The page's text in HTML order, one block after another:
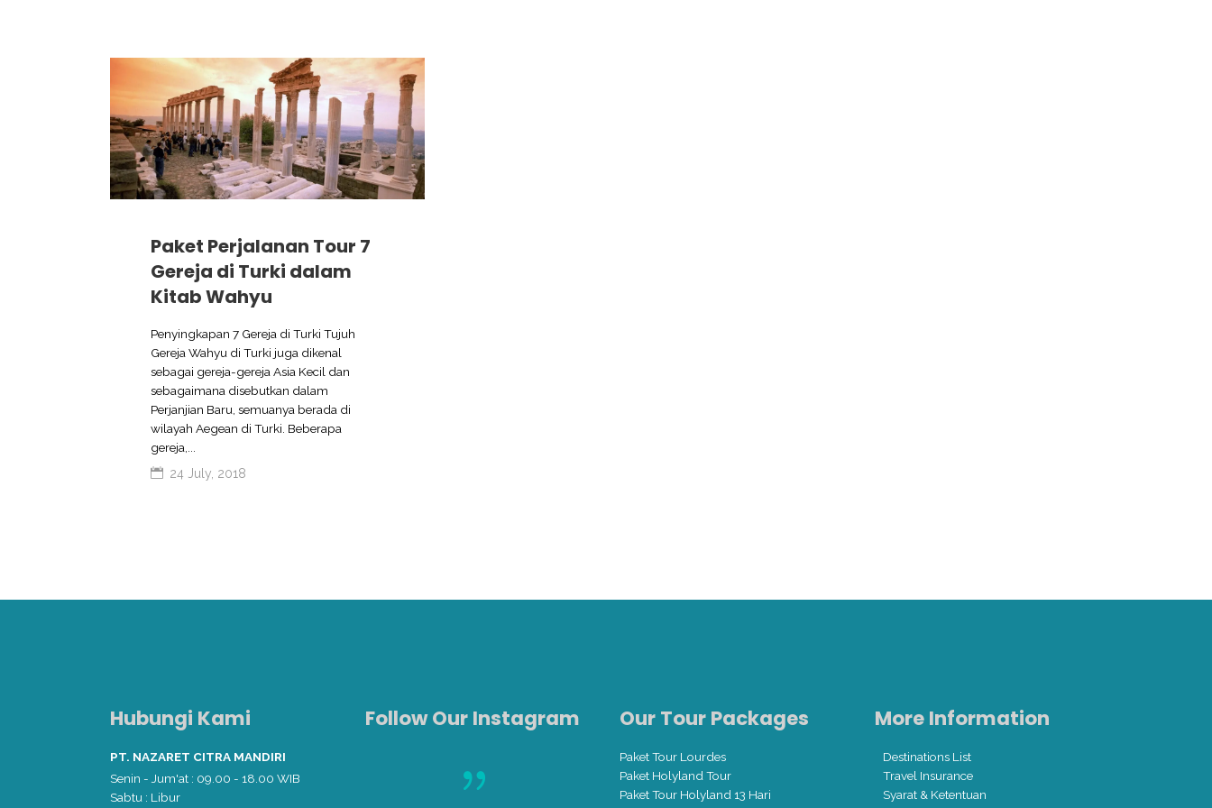
Paket Perjalanan Tour 7
Gereja di Turki dalam
Kitab Wahyu
Penyingkapan 7 Gereja di Turki Tujuh
Gereja Wahyu di Turki juga dikenal
sebagai gereja-gereja Asia Kecil dan
sebagaimana disebutkan dalam
Perjanjian Baru, semuanya berada di
wilayah Aegean di Turki. Beberapa
gereja,...
24 July, 2018
Hubungi Kami
PT. NAZARET CITRA MANDIRI
Senin - Jum'at : 09.00 - 18.00 WIB
Sabtu : Libur
Follow Our Instagram Our Tour Packages
Paket Tour Lourdes
Paket Holyland Tour
Paket Tour Holyland 13 Hari
More Information
Destinations List
Travel Insurance
Syarat & Ketentuan